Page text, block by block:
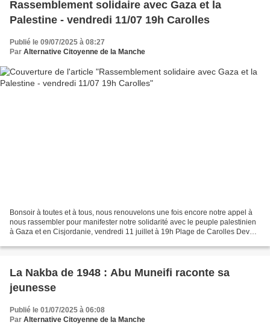
Rassemblement solidaire avec Gaza et la
Palestine - vendredi 11/07 19h Carolles
Publié le 09/07/2025 à 08:27
Par Alternative Citoyenne de la Manche
Bonsoir à toutes et à tous, nous renouvelons une fois encore notre appel à
nous rassembler pour manifester notre solidarité avec le peuple palestinien
à Gaza et en Cisjordanie, vendredi 11 juillet à 19h Plage de Carolles Devant
La Nakba de 1948 : Abu Muneifi raconte sa
jeunesse
Publié le 01/07/2025 à 06:08
Par Alternative Citoyenne de la Manche